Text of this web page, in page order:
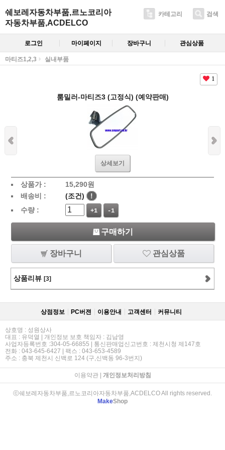
쉐보레자동차부품,르노코리아
자동차부품,ACDELCO
카테고리 검색
로그인 마이페이지 장바구니 관심상품
마티즈1,2,3 실내부품
1
룸밀러-마티즈3 (고정식) (예약판매)
상세보기
상품가 : 15,290원
배송비 :
(조건)
!
수량 :
+1 -1
구매하기
장바구니 관심상품
상품리뷰 [3]
상점정보 PC버젼 이용안내 고객센터 커뮤니티
상호명 : 성원상사
대표 : 유덕열 | 개인정보 보호 책임자 : 김남영
사업자등록번호 :304-05-66855 | 통신판매업신고번호 : 제천시청 제147호
전화 : 043-645-6427 | 팩스 : 043-653-4589
주소 : 충북 제천시 신백로 124 (구,신백동 96-3번지)
이용약관| 개인정보처리방침
ⓒ쉐보레자동차부품,르노코리아자동차부품,ACDELCO All rights reserved.
MakeShop